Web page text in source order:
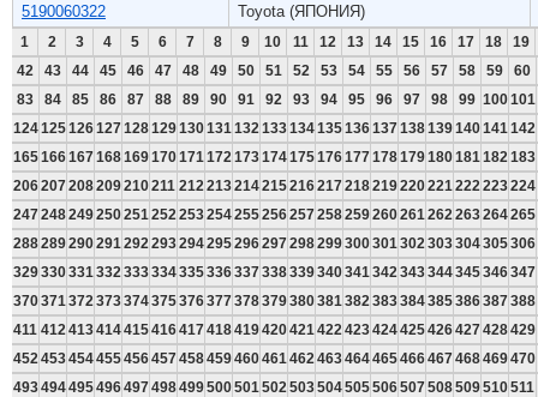
5190060322
Toyota (ЯПОНИЯ)
1 2 3 4 5 6 7 8 9 10 11 12 13 14 15 16 17 18
19
42
43 44 45 46 47 48 49 50 51 52 53 54 55 56 57 58 59
60
83
84 85 86 87 88 89 90 91 92 93 94 95 96 97 98 99 100101
124125126127128129130131 132 133134135136137138139140141 142
165166167168169170171 172 173174175176177178179180181 182 183
206207208209210211 212 213214215216217218219220221 222 223224
247248249250251 252 253254255256257258259260261 262 263264265
288289290291 292 293294295296297298299300301 302 303304305306
329330331 332 333334335336337338339340341 342 343344345346347
370371 372 373374375376377378379380381 382 383384385386387388
411 412 413414415416417418419420421 422 423424425426427428429
452 453454455456457458459460461 462 463464465466467468469470
493494495496497498499500501 502 503504505506507508509510511